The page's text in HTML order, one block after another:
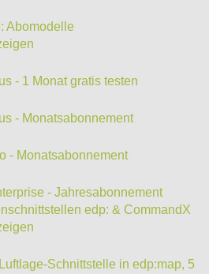
Abomodelle
- 1 Monat gratis testen
- Monatsabonnement
- Monatsabonnement
- Jahresabonnement
edp: & CommandX
Schnittstelle in edp:map, 5